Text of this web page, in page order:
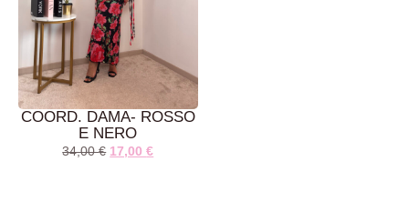
COORD. DAMA- ROSSO
E NERO
34,00€ 17,00€